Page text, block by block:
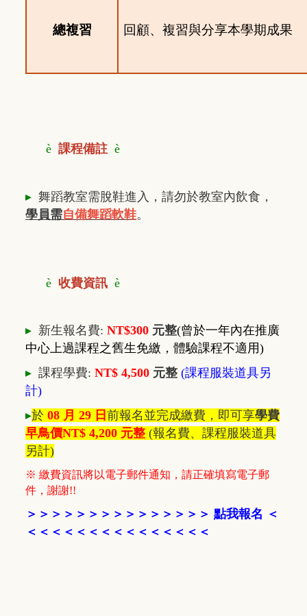
總複習 回顧、複習與分享本學期成果
è 課程備註 è
▸ 舞蹈教室需脫鞋進入，請勿於教室內飲食，
學員需自備舞蹈軟鞋。
è 收費資訊 è
▸ 新生報名費: NT$300 元整(曾於一年內在推廣
中心上過課程之舊生免繳，體驗課程不適用)
▸ 課程學費: NT$ 4,500 元整 (課程服裝道具另
計)
▸於 08 月 29 日 前報名並完成繳費，即可享學費
早鳥價NT$ 4,200 元整 (報名費、課程服裝道具
另計)
※ 繳費資訊將以電子郵件通知，請正確填寫電子郵
件，謝謝!!
＞ ＞ ＞ ＞ ＞ ＞ ＞ ＞ ＞ ＞ ＞ ＞ ＞ ＞ ＞ 點我報名 ＜
＜＜＜ ＜＜＜ ＜ ＜ ＜＜＜ ＜ ＜ ＜ ＜